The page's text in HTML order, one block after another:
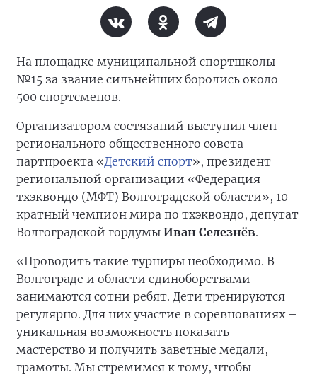
На площадке муниципальной спортшколы
№15 за звание сильнейших боролись около
500 спортсменов.
Организатором состязаний выступил член
регионального общественного совета
партпроекта «Детский спорт», президент
региональной организации «Федерация
тхэквондо (МФТ) Волгоградской области», 10-
кратный чемпион мира по тхэквондо, депутат
Волгоградской гордумы Иван Селезнёв.
«Проводить такие турниры необходимо. В
Волгограде и области единоборствами
занимаются сотни ребят. Дети тренируются
регулярно. Для них участие в соревнованиях –
уникальная возможность показать
мастерство и получить заветные медали,
грамоты. Мы стремимся к тому, чтобы